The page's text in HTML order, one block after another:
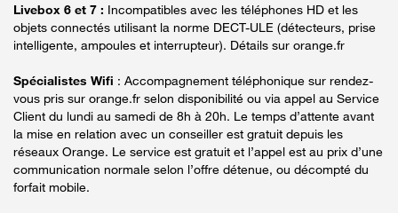
Livebox 6 et 7 : Incompatibles avec les téléphones HD et les
objets connectés utilisant la norme DECT-ULE (détecteurs, prise
intelligente, ampoules et interrupteur). Détails sur orange.fr
Spécialistes Wifi : Accompagnement téléphonique sur rendez-
vous pris sur orange.fr selon disponibilité ou via appel au Service
Client du lundi au samedi de 8h à 20h. Le temps d’attente avant
la mise en relation avec un conseiller est gratuit depuis les
réseaux Orange. Le service est gratuit et l’appel est au prix d’une
communication normale selon l’offre détenue, ou décompté du
forfait mobile.